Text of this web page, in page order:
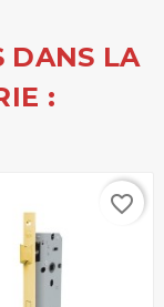
DANS LA
:
favorite_border